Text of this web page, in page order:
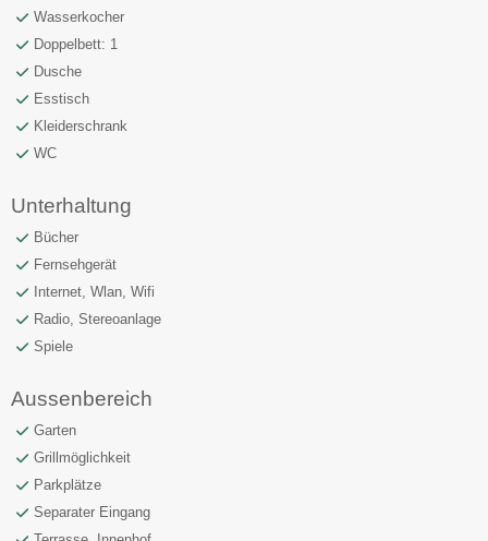
Wasserkocher
Doppelbett: 1
Dusche
Esstisch
Kleiderschrank
WC
Unterhaltung
Bücher
Fernsehgerät
Internet, Wlan, Wifi
Radio, Stereoanlage
Spiele
Aussenbereich
Garten
Grillmöglichkeit
Parkplätze
Separater Eingang